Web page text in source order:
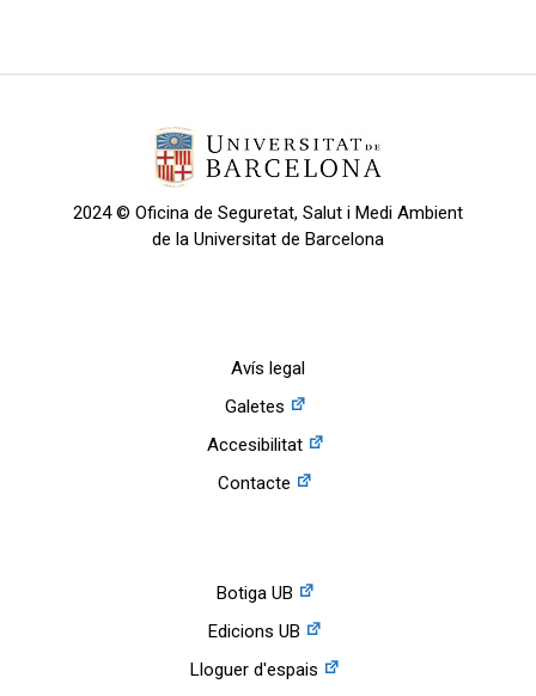
2024 © Oficina de Seguretat, Salut i Medi Ambient
de la Universitat de Barcelona
Avís legal
Galetes
Accesibilitat
Contacte
Botiga UB
Edicions UB
Lloguer d'espais